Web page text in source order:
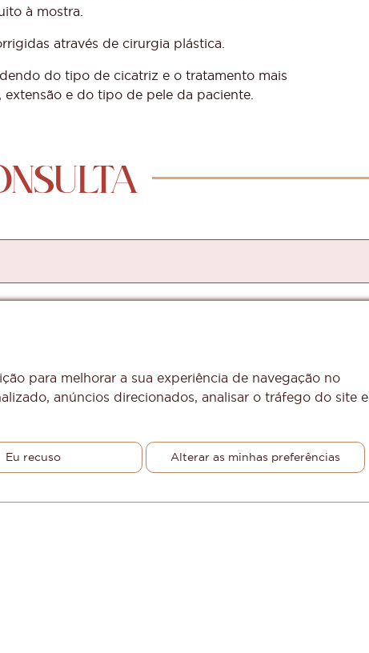
para melhorar a sua experiência de navegação no
anúncios direcionados, analisar o tráfego do site e
Eu recuso Alterar as minhas preferências
à mostra.
através de cirurgia plástica.
do tipo de cicatriz e o tratamento mais
e do tipo de pele da paciente.